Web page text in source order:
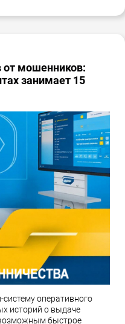
от мошенников:
занимает 15
оперативного
историй о выдаче
быстрое